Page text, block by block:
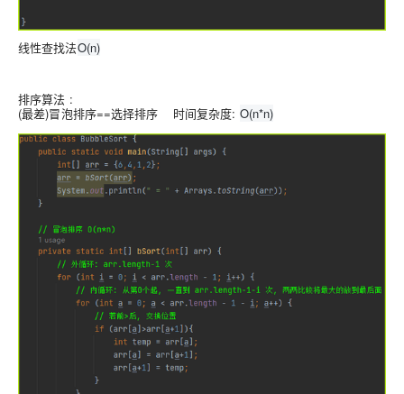
线性查找法O(n)
排序算法 :
(最差)冒泡排序==选择排序 时间复杂度: O(n*n)